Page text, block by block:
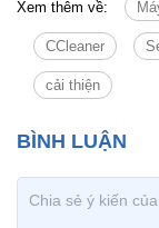
Xem thêm về:
CCleaner
cải thiện